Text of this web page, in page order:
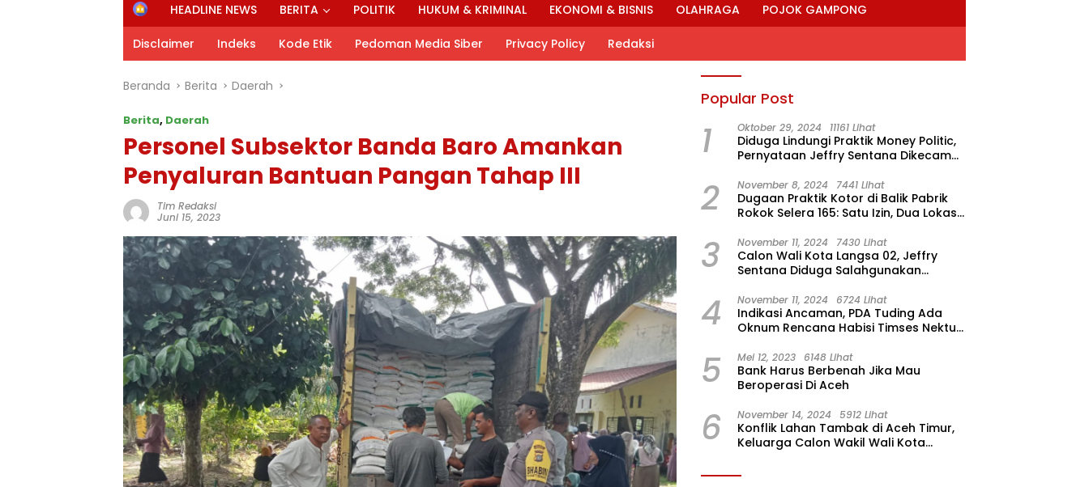
H
o
m
e
HEADLINE NEWS BERITA POLITIK HUKUM & KRIMINAL EKONOMI & BISNIS OLAHRAGA POJOK GAMPONG
Disclaimer Indeks Kode Etik Pedoman Media Siber Privacy Policy Redaksi
Beranda Berita Daerah
Berita, Daerah
Personel Subsektor Banda Baro Amankan
Penyaluran Bantuan Pangan Tahap III
Tim Redaksi
Juni 15, 2023
Popular Post
1 Oktober 29, 2024 11161 Lihat
Diduga Lindungi Praktik Money Politic,
Pernyataan Jeffry Sentana Dikecam
2 November 8, 2024 7441 Lihat
Dugaan Praktik Kotor di Balik Pabrik
Rokok Selera 165: Satu Izin, Dua Lokasi
3 November 11, 2024 7430 Lihat
Calon Wali Kota Langsa 02, Jeffry
Sentana Diduga Salahgunakan
4 November 11, 2024 6724 Lihat
Indikasi Ancaman, PDA Tuding Ada
Oknum Rencana Habisi Timses Nektu-
5 Mei 12, 2023 6148 Lihat
Bank Harus Berbenah Jika Mau
Beroperasi Di Aceh
6 November 14, 2024 5912 Lihat
Konflik Lahan Tambak di Aceh Timur,
Keluarga Calon Wakil Wali Kota